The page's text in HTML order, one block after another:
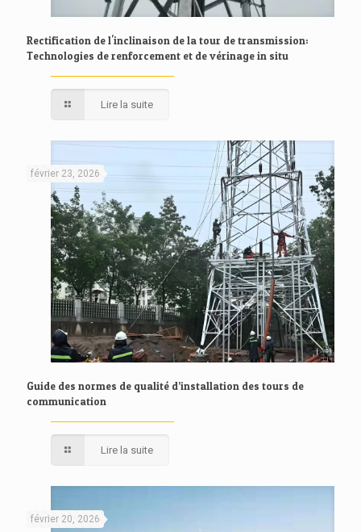
Rectification de l'inclinaison de la tour de transmission:
Technologies de renforcement et de vérinage in situ
Lire la suite
février 23, 2026
Guide des normes de qualité d’installation des tours de
communication
Lire la suite
février 20, 2026